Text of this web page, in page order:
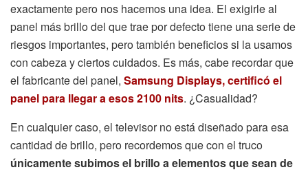
exactamente pero nos hacemos una idea. El exigirle al
panel más brillo del que trae por defecto tiene una serie de
riesgos importantes, pero también beneficios si la usamos
con cabeza y ciertos cuidados. Es más, cabe recordar que
el fabricante del panel, Samsung Displays, certificó el
panel para llegar a esos 2100 nits. ¿Casualidad?
En cualquier caso, el televisor no está diseñado para esa
cantidad de brillo, pero recordemos que con el truco
únicamente subimos el brillo a elementos que sean de